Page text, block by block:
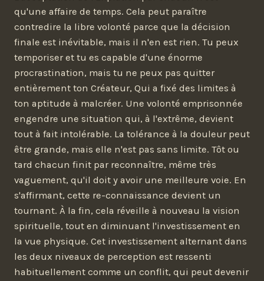
qu'une affaire de temps. Cela peut paraître
contredire la libre volonté parce que la décision
finale est inévitable, mais il n'en est rien. Tu peux
temporiser et tu es capable d'une énorme
procrastination, mais tu ne peux pas quitter
entièrement ton Créateur, Qui a fixé des limites à
ton aptitude à malcréer. Une volonté emprisonnée
engendre une situation qui, à l'extrême, devient
tout à fait intolérable. La tolérance à la douleur peut
être grande, mais elle n'est pas sans limite. Tôt ou
tard chacun finit par reconnaître, même très
vaguement, qu'il doit y avoir une meilleure voie. En
s'affirmant, cette re-connaissance devient un
tournant. À la fin, cela réveille à nouveau la vision
spirituelle, tout en diminuant l'investissement en
la vue physique. Cet investissement alternant dans
les deux niveaux de perception est ressenti
habituellement comme un conflit, qui peut devenir